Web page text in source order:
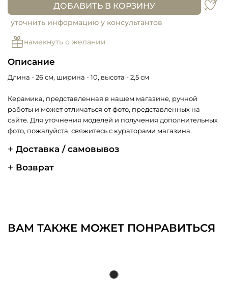
ДОБАВИТЬ В КОРЗИНУ
уточнить информацию у консультантов
намекнуть о желании
Описание
Длина - 26 см, ширина - 10, высота - 2,5 см
Керамика, представленная в нашем магазине, ручной
работы и может отличаться от фото, представленных на
сайте. Для уточнения моделей и получения дополнительных
фото, пожалуйста, свяжитесь с кураторами магазина.
Доставка / самовывоз
Возврат
ВАМ ТАКЖЕ МОЖЕТ ПОНРАВИТЬСЯ